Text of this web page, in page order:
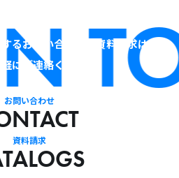
るお問い合わせ・資料請求は、
にご連絡ください。
お問い合わせ
資料請求